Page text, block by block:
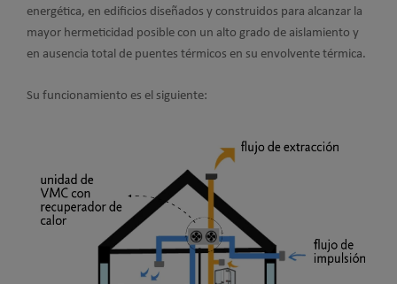
energética, en edificios diseñados y construidos para alcanzar la
mayor hermeticidad posible con un alto grado de aislamiento y
en ausencia total de puentes térmicos en su envolvente térmica.
Su funcionamiento es el siguiente: